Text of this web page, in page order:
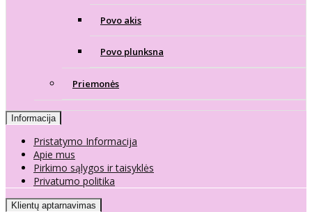
Povo akis
Povo plunksna
Priemonės
Informacija
Pristatymo Informacija
Apie mus
Pirkimo sąlygos ir taisyklės
Privatumo politika
Klientų aptarnavimas